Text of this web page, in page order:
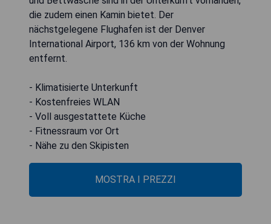
die zudem einen Kamin bietet. Der
nächstgelegene Flughafen ist der Denver
International Airport, 136 km von der Wohnung
entfernt.
- Klimatisierte Unterkunft
- Kostenfreies WLAN
- Voll ausgestattete Küche
- Fitnessraum vor Ort
- Nähe zu den Skipisten
MOSTRA I PREZZI